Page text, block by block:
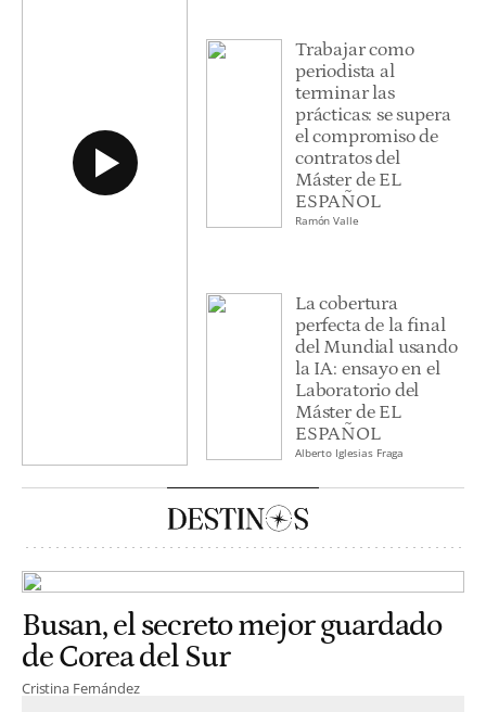
Trabajar como
periodista al
terminar las
prácticas: se supera
el compromiso de
contratos del
Máster de EL
ESPAÑOL
Ramón Valle
La cobertura
perfecta de la final
del Mundial usando
la IA: ensayo en el
Laboratorio del
Máster de EL
ESPAÑOL
Alberto Iglesias Fraga
Busan, el secreto mejor guardado
de Corea del Sur
Cristina Fernández